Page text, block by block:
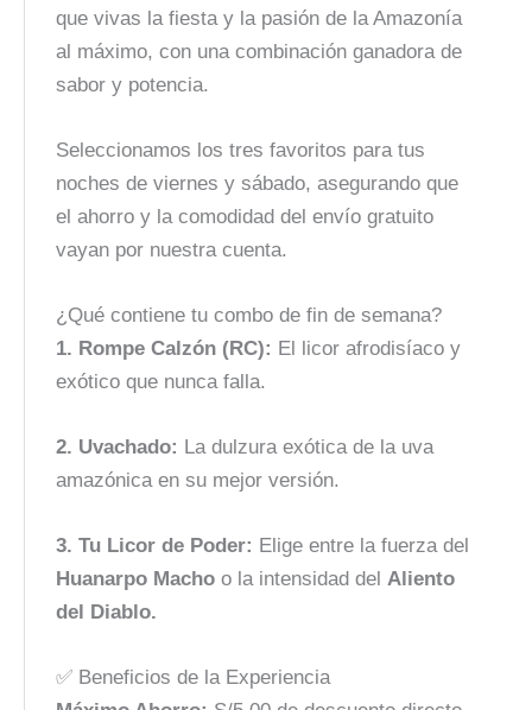
que vivas la fiesta y la pasión de la Amazonía
al máximo, con una combinación ganadora de
sabor y potencia.
Seleccionamos los tres favoritos para tus
noches de viernes y sábado, asegurando que
el ahorro y la comodidad del envío gratuito
vayan por nuestra cuenta.
¿Qué contiene tu combo de fin de semana?
1. Rompe Calzón (RC): El licor afrodisíaco y
exótico que nunca falla.
2. Uvachado: La dulzura exótica de la uva
amazónica en su mejor versión.
3. Tu Licor de Poder: Elige entre la fuerza del
Huanarpo Machoo la intensidad del Aliento
del Diablo.
✅ Beneficios de la Experiencia